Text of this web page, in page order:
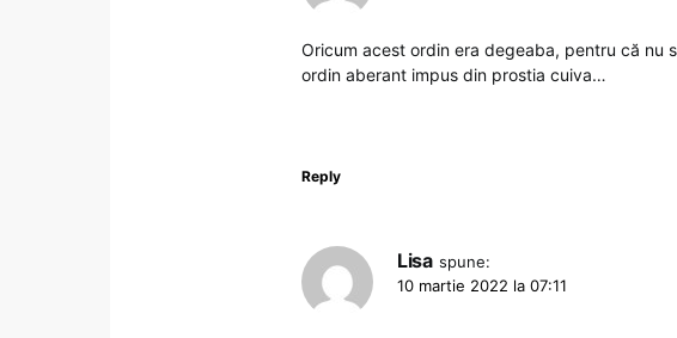
Oricum acest ordin era degeaba, pentru că nu
ordin aberant impus din prostia cuiva…
Reply
Lisa spune:
10 martie 2022 la 07:11